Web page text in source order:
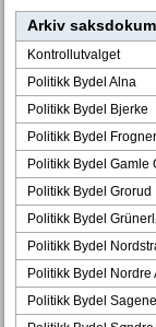
Arkiv
Kontrollutvalget
Politikk Bydel Alna
Politikk Bydel Bjerke
Politikk Bydel Frogner
Politikk Bydel Gamle
Politikk Bydel Grorud
Politikk Bydel
Politikk Bydel
Politikk Bydel Nordre
Politikk Bydel Sagene